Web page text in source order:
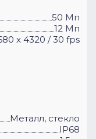
50 Мп
12 Мп
x 4320 / 30 fps
Металл, стекло
IP68